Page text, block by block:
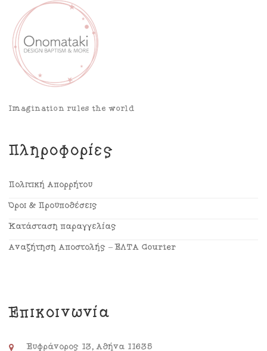
Imagination rules the world
Πληροφορίες
Πολιτική Απορρήτου
Όροι & Προϋποθέσεις
Κατάσταση παραγγελίας
Αναζήτηση Αποστολής – ΕΛΤΑ Courier
Επικοινωνία
Ευφράνορος 13, Αθήνα 11635